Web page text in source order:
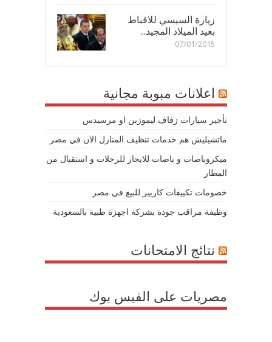
زيارة السيسي للاقباط
بعيد الميلاد المجيد...
07/01/2015
اعلانات مبوبة مجانية
تأجير سيارات زفاف ليموزين او مرسيدس
ماتشيليش هم خدمات تنظيف المنازل الان في مصر
ميكروباصات و باصات للايجار للرحلات و استقبال من
المطار
خصومات تكييفات كاريير للبيع في مصر
وظيفة مراقب جودة بشركة اجهزة طبية بالسعودية
نتائج الامتحانات
مصريات على الفيس بوك